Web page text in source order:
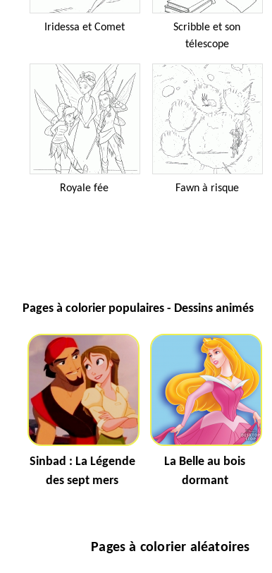
Iridessa et Comet
Scribble et son
télescope
Royale fée Fawn à risque
Pages à colorier populaires - Dessins animés
Sinbad : La Légende
des sept mers
La Belle au bois
dormant
Pages à colorier aléatoires